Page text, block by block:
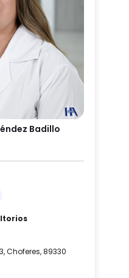
Badillo
Choferes, 89330